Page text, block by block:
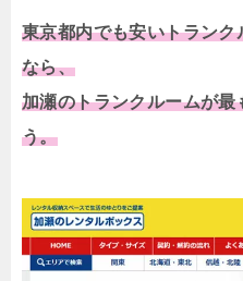
東京都内でも安いトラン
なら、
加瀬のトランクルームが
う。